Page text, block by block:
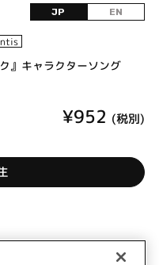
JP EN
』キャラクターソング
¥952 (税別)